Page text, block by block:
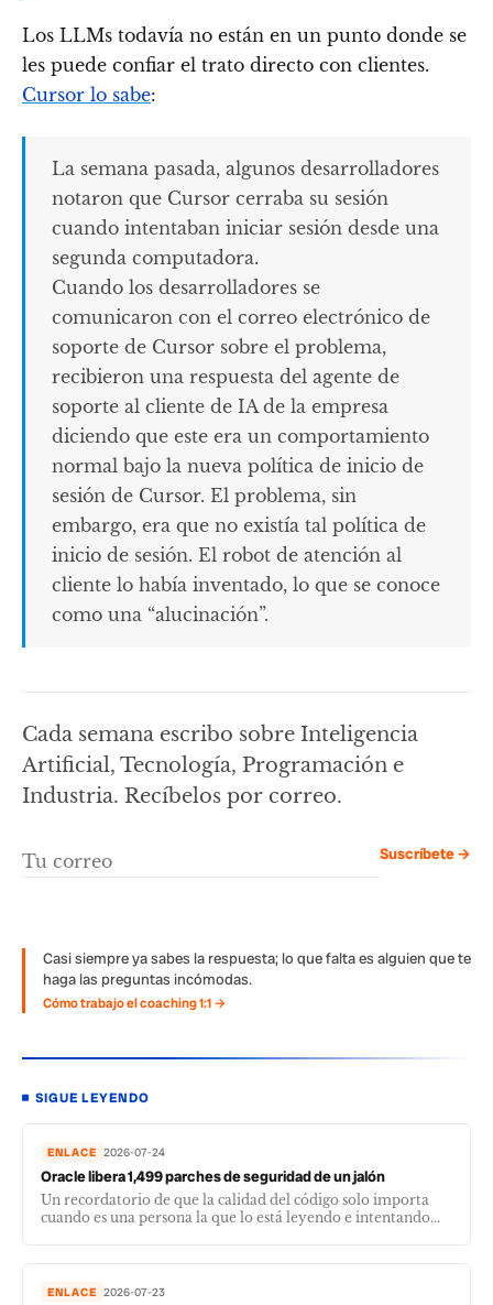
Los LLMs todavía no están en un punto donde se
les puede confiar el trato directo con clientes.
Cursor lo sabe:
La semana pasada, algunos desarrolladores
notaron que Cursor cerraba su sesión
cuando intentaban iniciar sesión desde una
segunda computadora.
Cuando los desarrolladores se
comunicaron con el correo electrónico de
soporte de Cursor sobre el problema,
recibieron una respuesta del agente de
soporte al cliente de IA de la empresa
diciendo que este era un comportamiento
normal bajo la nueva política de inicio de
sesión de Cursor. El problema, sin
embargo, era que no existía tal política de
inicio de sesión. El robot de atención al
cliente lo había inventado, lo que se conoce
como una “alucinación”.
Cada semana escribo sobre Inteligencia
Artificial, Tecnología, Programación e
Industria. Recíbelos por correo.
Suscríbete →
Casi siempre ya sabes la respuesta; lo que falta es alguien que te
haga las preguntas incómodas.
Cómo trabajo el coaching 1:1 →
SIGUE LEYENDO
ENLACE 2026-07-24
Oracle libera 1,499 parches de seguridad de un jalón
Un recordatorio de que la calidad del código solo importa
cuando es una persona la que lo está leyendo e intentando...
ENLACE 2026-07-23